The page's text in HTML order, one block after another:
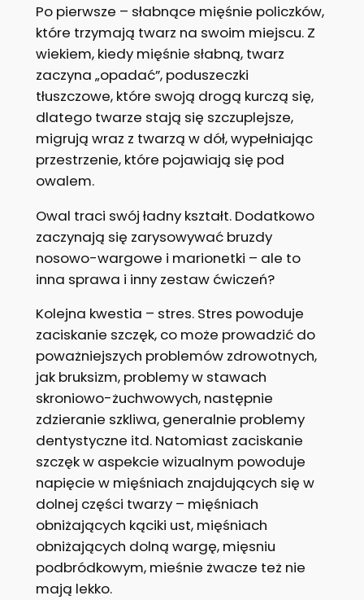
Po pierwsze – słabnące mięśnie policzków,
które trzymają twarz na swoim miejscu. Z
wiekiem, kiedy mięśnie słabną, twarz
zaczyna „opadać”, poduszeczki
tłuszczowe, które swoją drogą kurczą się,
dlatego twarze stają się szczuplejsze,
migrują wraz z twarzą w dół, wypełniając
przestrzenie, które pojawiają się pod
owalem.
Owal traci swój ładny kształt. Dodatkowo
zaczynają się zarysowywać bruzdy
nosowo-wargowe i marionetki – ale to
inna sprawa i inny zestaw ćwiczeń?
Kolejna kwestia – stres. Stres powoduje
zaciskanie szczęk, co może prowadzić do
poważniejszych problemów zdrowotnych,
jak bruksizm, problemy w stawach
skroniowo-żuchwowych, następnie
zdzieranie szkliwa, generalnie problemy
dentystyczne itd. Natomiast zaciskanie
szczęk w aspekcie wizualnym powoduje
napięcie w mięśniach znajdujących się w
dolnej części twarzy – mięśniach
obniżających kąciki ust, mięśniach
obniżających dolną wargę, mięsniu
podbródkowym, mieśnie żwacze też nie
mają lekko.